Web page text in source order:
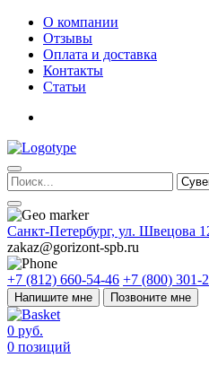
О компании
Отзывы
Оплата и доставка
Контакты
Статьи
Санкт-Петербург, ул. Швецова
zakaz@gorizont-spb.ru
+7 (812) 660-54-46 +7 (800) 301-
Напишите мне Позвоните мне
0 руб.
0 позиций